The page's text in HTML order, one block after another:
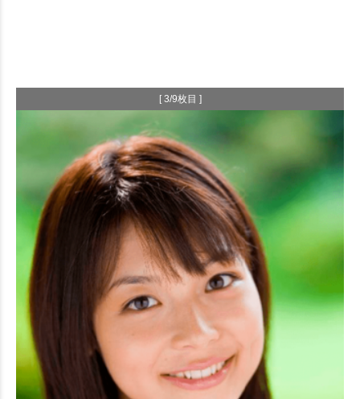
[ 3/9枚目 ]